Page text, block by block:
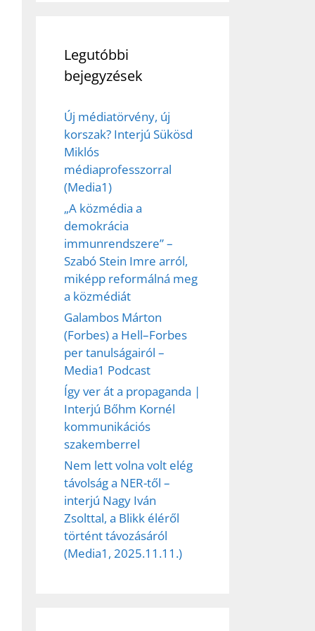
Legutóbbi
bejegyzések
Új médiatörvény, új
korszak? Interjú Sükösd
Miklós
médiaprofesszorral
(Media1)
„A közmédia a
demokrácia
immunrendszere” –
Szabó Stein Imre arról,
miképp reformálná meg
a közmédiát
Galambos Márton
(Forbes) a Hell–Forbes
per tanulságairól –
Media1 Podcast
Így ver át a propaganda |
Interjú Bőhm Kornél
kommunikációs
szakemberrel
Nem lett volna volt elég
távolság a NER-től –
interjú Nagy Iván
Zsolttal, a Blikk éléről
történt távozásáról
(Media1, 2025.11.11.)